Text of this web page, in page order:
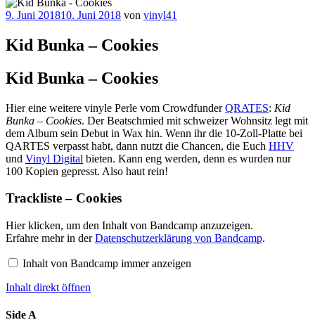
Veröffentlicht
9. Juni 201810. Juni 2018 von vinyl41
Kid Bunka – Cookies
Kid Bunka – Cookies
Hier eine weitere vinyle Perle vom CrowdfunderQRATES: Kid
Bunka – Cookies. Der Beatschmied mit schweizer Wohnsitz legt mit
dem Album sein Debut in Wax hin. Wenn ihr die 10-Zoll-Platte bei
QARTES verpasst habt, dann nutzt die Chancen, die Euch HHV
und Vinyl Digital bieten. Kann eng werden, denn es wurden nur
100 Kopien gepresst. Also haut rein!
Trackliste – Cookies
Inhalt
von
Bandcamp
anzeigen
Hier klicken, um den Inhalt von Bandcamp anzuzeigen.
Erfahre mehr in derDatenschutzerklärung von Bandcamp.
Inhalt von Bandcamp immer anzeigen
Inhalt direkt öffnen
Side A